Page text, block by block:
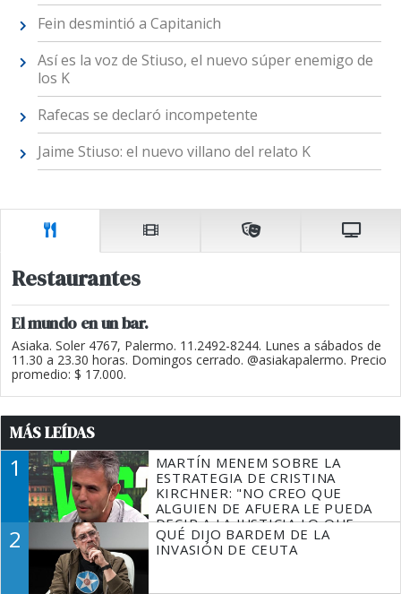
Fein desmintió a Capitanich
Así es la voz de Stiuso, el nuevo súper enemigo de
los K
Rafecas se declaró incompetente
Jaime Stiuso: el nuevo villano del relato K
Restaurantes
El mundo en un bar.
Asiaka. Soler 4767, Palermo. 11.2492-8244. Lunes a sábados de
11.30 a 23.30 horas. Domingos cerrado. @asiakapalermo. Precio
promedio: $ 17.000.
MÁS LEÍDAS
1
MARTÍN MENEM SOBRE LA
ESTRATEGIA DE CRISTINA
KIRCHNER: "NO CREO QUE
ALGUIEN DE AFUERA LE PUEDA
DECIR A LA JUSTICIA LO QUE
TIENE QUE HACER"
2
QUÉ DIJO BARDEM DE LA
INVASIÓN DE CEUTA